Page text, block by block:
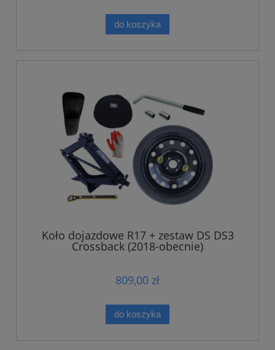
do koszyka
Koło dojazdowe R17 + zestaw DS DS3
Crossback (2018-obecnie)
809,00 zł
do koszyka